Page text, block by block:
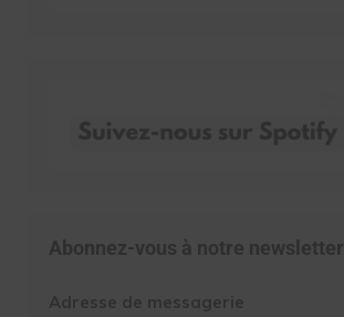
Abonnez-vous à notre newsletter
Adresse de messagerie